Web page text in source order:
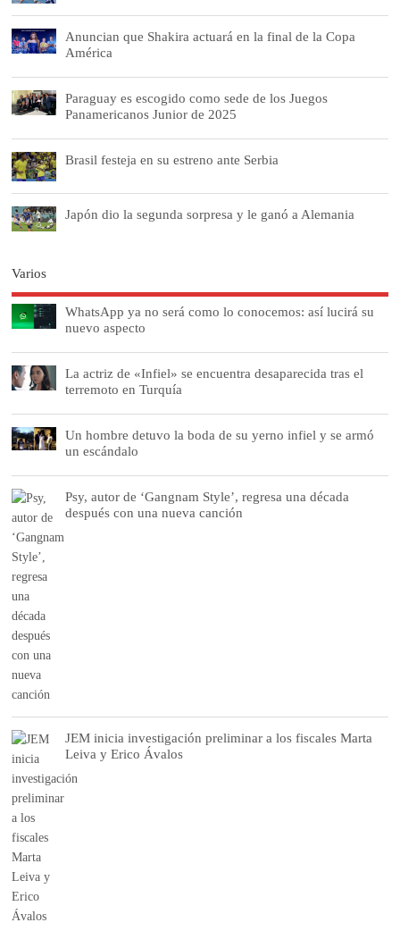
Anuncian que Shakira actuará en la final de la Copa
América
Paraguay es escogido como sede de los Juegos
Panamericanos Junior de 2025
Brasil festeja en su estreno ante Serbia
Japón dio la segunda sorpresa y le ganó a Alemania
Varios
WhatsApp ya no será como lo conocemos: así lucirá su
nuevo aspecto
La actriz de «Infiel» se encuentra desaparecida tras el
terremoto en Turquía
Un hombre detuvo la boda de su yerno infiel y se armó
un escándalo
Psy, autor de ‘Gangnam Style’, regresa una década
después con una nueva canción
JEM inicia investigación preliminar a los fiscales Marta
Leiva y Erico Ávalos